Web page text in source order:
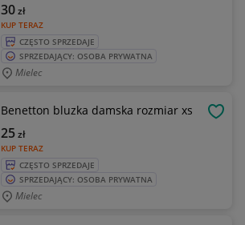
KUP TERAZ
30zł
CZĘSTO SPRZEDAJE
SPRZEDAJĄCY: OSOBA PRYWATNA
Mielec
Benetton bluzka damska rozmiar xs
KUP TERAZ
25zł
CZĘSTO SPRZEDAJE
SPRZEDAJĄCY: OSOBA PRYWATNA
Mielec